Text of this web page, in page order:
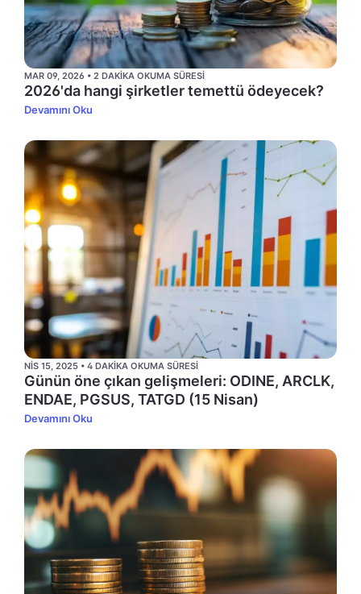
MAR 09, 2026 • 2 DAKIKA OKUMA SÜRESI
2026'da hangi şirketler temettü ödeyecek?
Devamını Oku
NIS 15, 2025 • 4 DAKIKA OKUMA SÜRESI
Günün öne çıkan gelişmeleri: ODINE, ARCLK,
ENDAE, PGSUS, TATGD (15 Nisan)
Devamını Oku